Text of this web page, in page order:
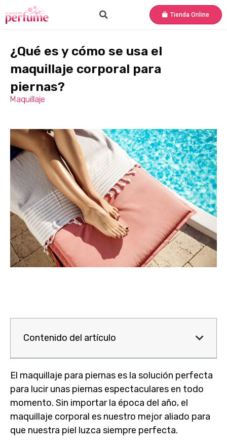
Tienda Online
¿Qué es y cómo se usa el
maquillaje corporal para
piernas?
Maquillaje
Contenido del artículo
El maquillaje para piernas es la solución perfecta
para lucir unas piernas espectaculares en todo
momento. Sin importar la época del año, el
maquillaje corporal es nuestro mejor aliado para
que nuestra piel luzca siempre perfecta.